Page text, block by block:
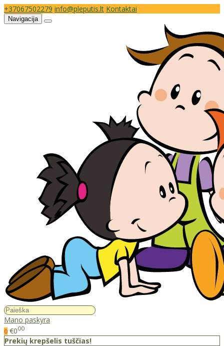
+37067502279 info@pleputis.lt Kontaktai
Navigacija
Mano paskyra
0 €000
Prekių krepšelis tuščias!